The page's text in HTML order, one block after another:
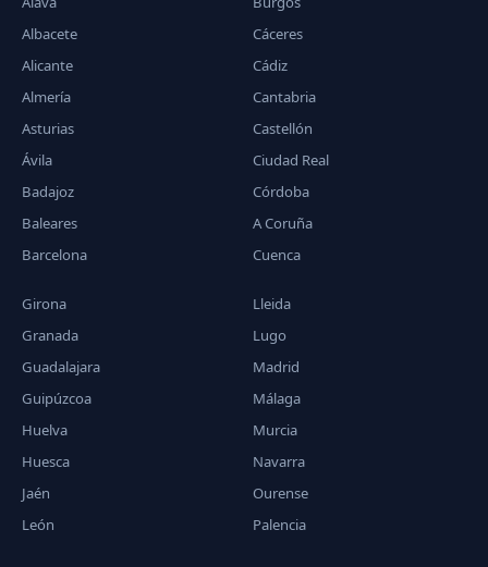
Albacete
Alicante
Almería
Asturias
Ávila
Badajoz
Baleares
Barcelona
Cáceres
Cádiz
Cantabria
Castellón
Ciudad Real
Córdoba
A Coruña
Cuenca
Girona
Granada
Guadalajara
Guipúzcoa
Huelva
Huesca
Jaén
León
Lleida
Lugo
Madrid
Málaga
Murcia
Navarra
Ourense
Palencia